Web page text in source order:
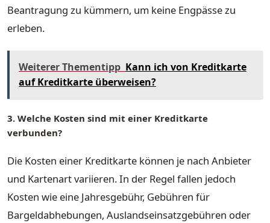
Beantragung zu kümmern, um keine Engpässe zu
erleben.
Weiterer Thementipp Kann ich von Kreditkarte
auf Kreditkarte überweisen?
3. Welche Kosten sind mit einer Kreditkarte
verbunden?
Die Kosten einer Kreditkarte können je nach Anbieter
und Kartenart variieren. In der Regel fallen jedoch
Kosten wie eine Jahresgebühr, Gebühren für
Bargeldabhebungen, Auslandseinsatzgebühren oder